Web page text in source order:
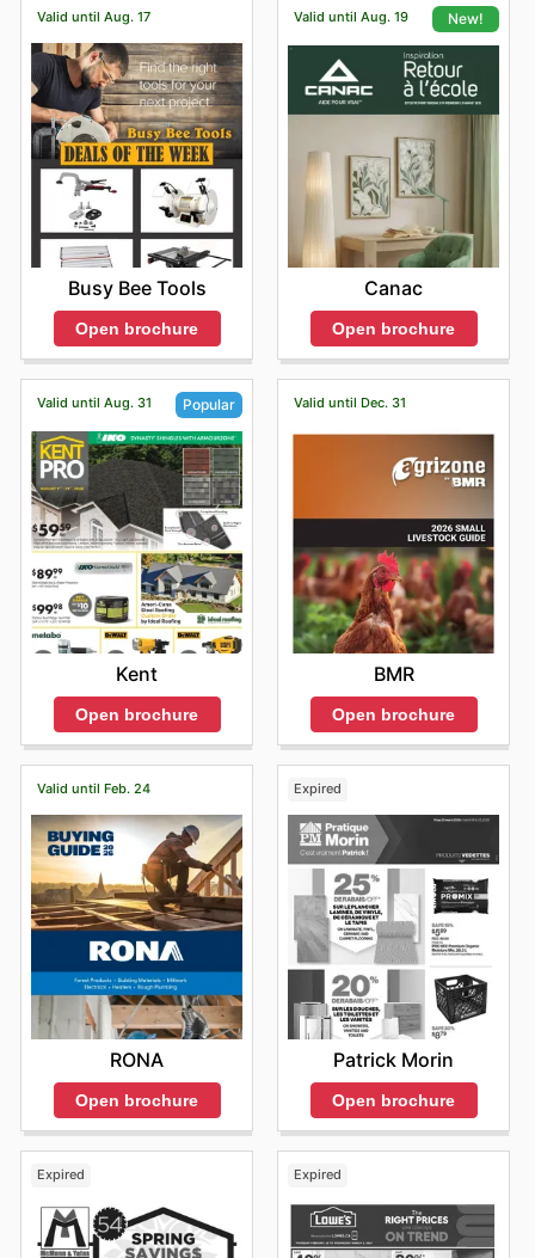
Valid until Aug. 17
Busy Bee Tools
Open brochure
Valid until Aug. 19 New!
Canac
Open brochure
Valid until Aug. 31 Popular
Kent
Open brochure
Valid until Dec. 31
BMR
Open brochure
Valid until Feb. 24
RONA
Open brochure
Expired
Patrick Morin
Open brochure
Expired Expired